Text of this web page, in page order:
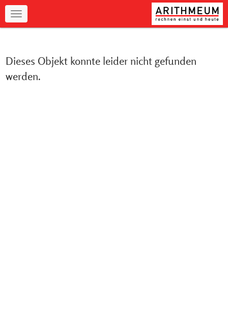
Navigation
Dieses Objekt konnte leider nicht gefunden
werden.